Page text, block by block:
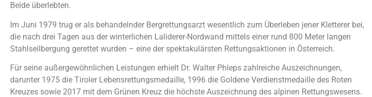
Beide überlebten.
Im Juni 1979 trug er als behandelnder Bergrettungsarzt wesentlich zum Überleben jener Kletterer bei,
die nach drei Tagen aus der winterlichen Laliderer-Nordwand mittels einer rund 800 Meter langen
Stahlseilbergung gerettet wurden – eine der spektakulärsten Rettungsaktionen in Österreich.
Für seine außergewöhnlichen Leistungen erhielt Dr. Walter Phleps zahlreiche Auszeichnungen,
darunter 1975 die Tiroler Lebensrettungsmedaille, 1996 die Goldene Verdienstmedaille des Roten
Kreuzes sowie 2017 mit dem Grünen Kreuz die höchste Auszeichnung des alpinen Rettungswesens.